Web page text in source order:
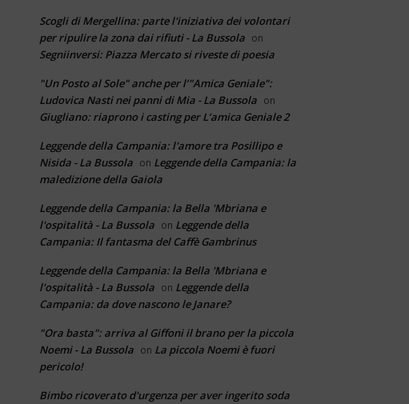
Scogli di Mergellina: parte l'iniziativa dei volontari
per ripulire la zona dai rifiuti - La Bussola on
Segniinversi: Piazza Mercato si riveste di poesia
"Un Posto al Sole" anche per l’"Amica Geniale":
Ludovica Nasti nei panni di Mia - La Bussola on
Giugliano: riaprono i casting per L’amica Geniale 2
Leggende della Campania: l'amore tra Posillipo e
Nisida - La Bussola on Leggende della Campania: la
maledizione della Gaiola
Leggende della Campania: la Bella 'Mbriana e
l'ospitalità - La Bussola on Leggende della
Campania: Il fantasma del Caffè Gambrinus
Leggende della Campania: la Bella 'Mbriana e
l'ospitalità - La Bussola on Leggende della
Campania: da dove nascono le Janare?
"Ora basta": arriva al Giffoni il brano per la piccola
Noemi - La Bussola on La piccola Noemi è fuori
pericolo!
Bimbo ricoverato d'urgenza per aver ingerito soda